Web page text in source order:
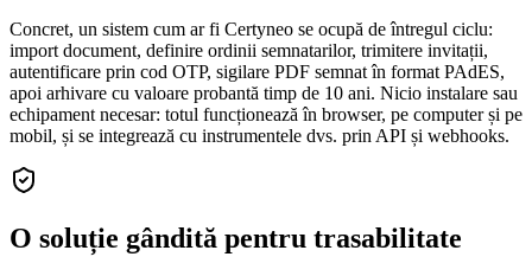
Concret, un sistem cum ar fi Certyneo se ocupă de întregul ciclu:
import document, definire ordinii semnatarilor, trimitere invitații,
autentificare prin cod OTP, sigilare PDF semnat în format PAdES,
apoi arhivare cu valoare probantă timp de 10 ani. Nicio instalare sau
echipament necesar: totul funcționează în browser, pe computer și pe
mobil, și se integrează cu instrumentele dvs. prin API și webhooks.
O soluție gândită pentru trasabilitate